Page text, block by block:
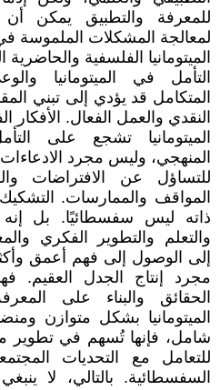
للمعرفة والتطبيق يمكن أن
لمعالجة المشكلات الملموسة
الميتومانيا الفلسفية والحاضرية
التأمل في الميتومانيا
المتكامل قد يؤدي إلى تبني
النقدي والعمل الفعال. الأفكار
الميتومانيا تشجع على
المنهجي، وليس مجرد
للتساؤل عن الافتراضات
المواقف والممارسات.
ذاته ليس سفسطائيًا. بل
والتعلم والتطوير الفكري
إلى الوصول إلى فهم أعمق
مجرد إنتاج الجدل
الحقائق والبناء على
الميتومانيا بشكل متوازن
شامل، فإنها تُسهم في تطوير
للتعامل مع التحديات
السفسطائية. بالتالي، لا